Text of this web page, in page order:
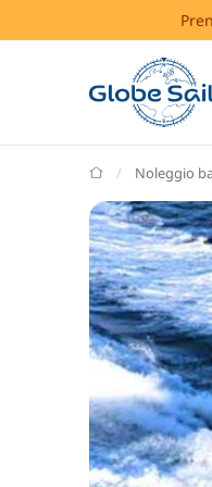
GlobeSailor
Noleggio